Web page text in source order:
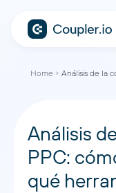
Home
Análisis
PPC:
qué